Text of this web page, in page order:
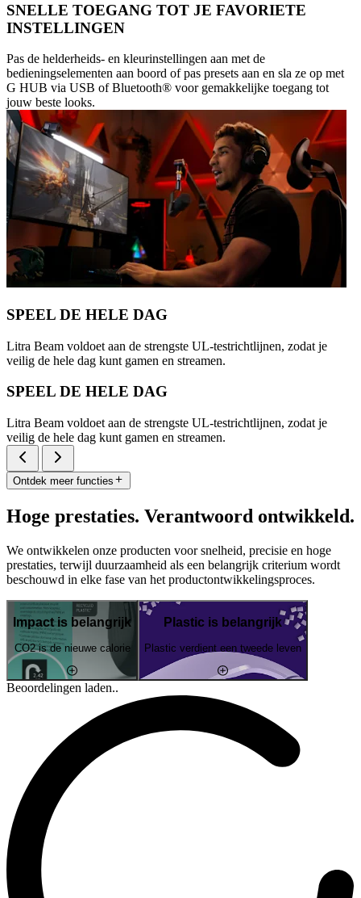
SNELLE TOEGANG TOT JE FAVORIETE
INSTELLINGEN
Pas de helderheids- en kleurinstellingen aan met de
bedieningselementen aan boord of pas presets aan en sla ze op met
G HUB via USB of Bluetooth® voor gemakkelijke toegang tot
jouw beste looks.
SPEEL DE HELE DAG
Litra Beam voldoet aan de strengste UL-testrichtlijnen, zodat je
veilig de hele dag kunt gamen en streamen.
SPEEL DE HELE DAG
Litra Beam voldoet aan de strengste UL-testrichtlijnen, zodat je
veilig de hele dag kunt gamen en streamen.
Ontdek meer functies
Hoge prestaties. Verantwoord ontwikkeld.
We ontwikkelen onze producten voor snelheid, precisie en hoge
prestaties, terwijl duurzaamheid als een belangrijk criterium wordt
beschouwd in elke fase van het productontwikkelingsproces.
Impact is belangrijk
CO2 is de nieuwe calorie
Plastic is belangrijk
Plastic verdient een tweede leven
Beoordelingen laden..